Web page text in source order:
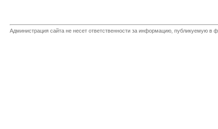
Администрация сайта не несет ответственности за информацию, публикуемую